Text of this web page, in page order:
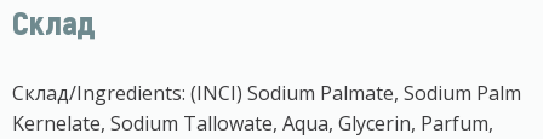
Склад
Склад/Ingredients: (INCI) Sodium Palmate, Sodium Palm
Kernelate, Sodium Tallowate, Aqua, Glycerin, Parfum,